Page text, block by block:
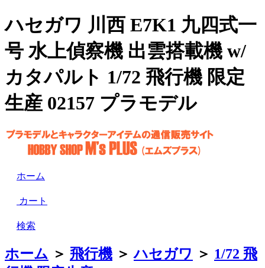
ハセガワ 川西 E7K1 九四式一
号 水上偵察機 出雲搭載機 w/
カタパルト 1/72 飛行機 限定
生産 02157 プラモデル
ホーム
カート
検索
ホーム ＞ 飛行機 ＞ ハセガワ ＞ 1/72 飛